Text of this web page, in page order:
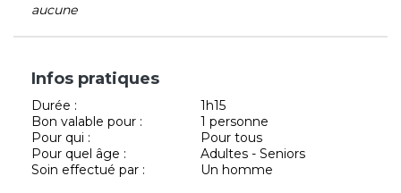
aucune
Infos pratiques
Durée :
1h15
Bon valable pour :
1 personne
Pour qui :
Pour tous
Pour quel âge :
Adultes - Seniors
Soin effectué par :
Un homme